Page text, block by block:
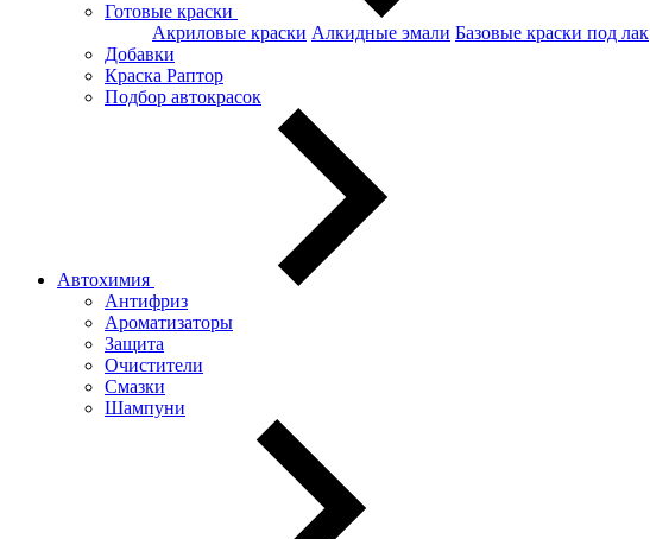
Готовые краски
Акриловые краски Алкидные эмали Базовые краски под лак
Добавки
Краска Раптор
Подбор автокрасок
Автохимия
Антифриз
Ароматизаторы
Защита
Очистители
Смазки
Шампуни